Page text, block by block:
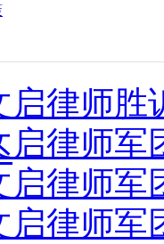
启律师胜
启律师军
启律师军
启律师军